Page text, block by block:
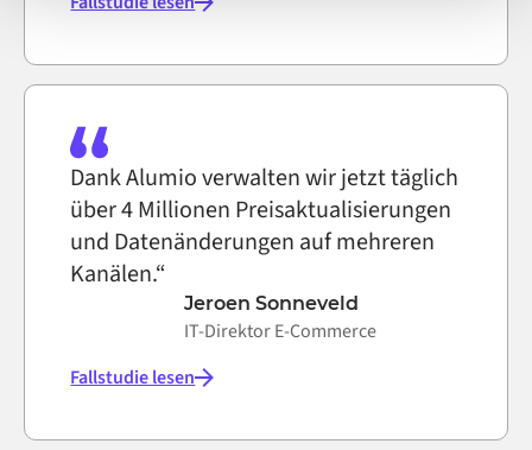
Dank Alumio verwalten wir jetzt täglich
über 4 Millionen Preisaktualisierungen
und Datenänderungen auf mehreren
Kanälen.“
Jeroen Sonneveld
IT-Direktor E-Commerce
Fallstudie lesen